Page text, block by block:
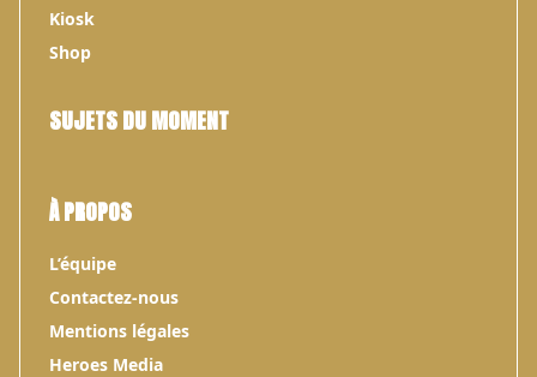
Kiosk
Shop
SUJETS DU MOMENT
À PROPOS
L’équipe
Contactez-nous
Mentions légales
Heroes Media